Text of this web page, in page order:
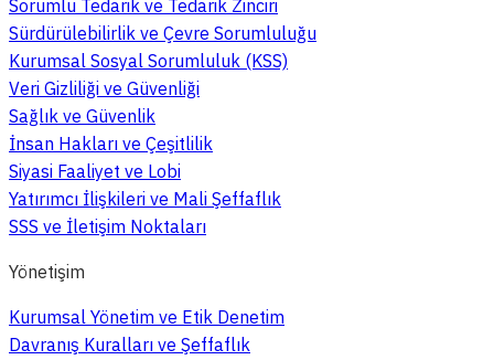
Sorumlu Tedarik ve Tedarik Zinciri
Sürdürülebilirlik ve Çevre Sorumluluğu
Kurumsal Sosyal Sorumluluk (KSS)
Veri Gizliliği ve Güvenliği
Sağlık ve Güvenlik
İnsan Hakları ve Çeşitlilik
Siyasi Faaliyet ve Lobi
Yatırımcı İlişkileri ve Mali Şeffaflık
SSS ve İletişim Noktaları
Yönetişim
Kurumsal Yönetim ve Etik Denetim
Davranış Kuralları ve Şeffaflık